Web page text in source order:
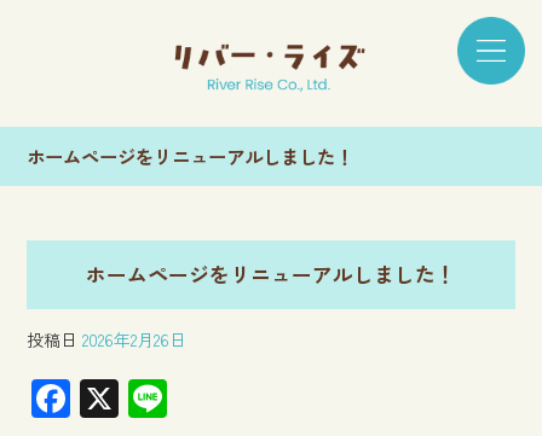
ホームページをリニューアルしました！
ホームページをリニューアルしました！
投稿日 2026年2月26日
F X